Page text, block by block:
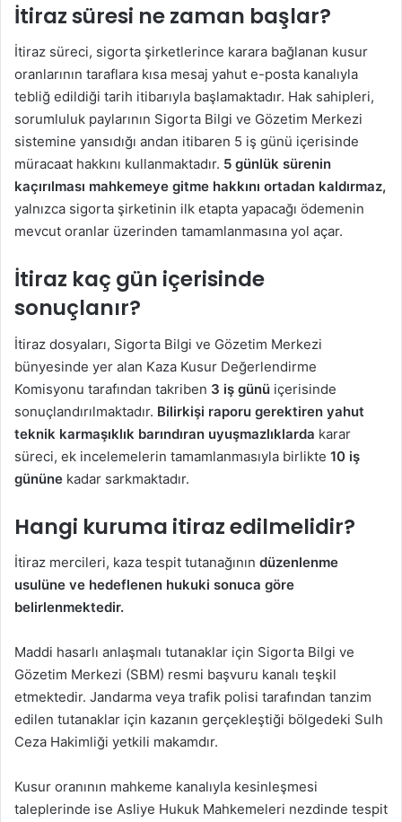
İtiraz süresi ne zaman başlar?
İtiraz süreci, sigorta şirketlerince karara bağlanan kusur
oranlarının taraflara kısa mesaj yahut e-posta kanalıyla
tebliğ edildiği tarih itibarıyla başlamaktadır. Hak sahipleri,
sorumluluk paylarının Sigorta Bilgi ve Gözetim Merkezi
sistemine yansıdığı andan itibaren 5 iş günü içerisinde
müracaat hakkını kullanmaktadır. 5 günlük sürenin
kaçırılması mahkemeye gitme hakkını ortadan kaldırmaz,
yalnızca sigorta şirketinin ilk etapta yapacağı ödemenin
mevcut oranlar üzerinden tamamlanmasına yol açar.
İtiraz kaç gün içerisinde
sonuçlanır?
İtiraz dosyaları, Sigorta Bilgi ve Gözetim Merkezi
bünyesinde yer alan Kaza Kusur Değerlendirme
Komisyonu tarafından takriben 3 iş günü içerisinde
sonuçlandırılmaktadır. Bilirkişi raporu gerektiren yahut
teknik karmaşıklık barındıran uyuşmazlıklarda karar
süreci, ek incelemelerin tamamlanmasıyla birlikte 10 iş
gününe kadar sarkmaktadır.
Hangi kuruma itiraz edilmelidir?
İtiraz mercileri, kaza tespit tutanağının düzenlenme
usulüne ve hedeflenen hukuki sonuca göre
belirlenmektedir.
Maddi hasarlı anlaşmalı tutanaklar için Sigorta Bilgi ve
Gözetim Merkezi (SBM) resmi başvuru kanalı teşkil
etmektedir. Jandarma veya trafik polisi tarafından tanzim
edilen tutanaklar için kazanın gerçekleştiği bölgedeki Sulh
Ceza Hakimliği yetkili makamdır.
Kusur oranının mahkeme kanalıyla kesinleşmesi
taleplerinde ise Asliye Hukuk Mahkemeleri nezdinde tespit